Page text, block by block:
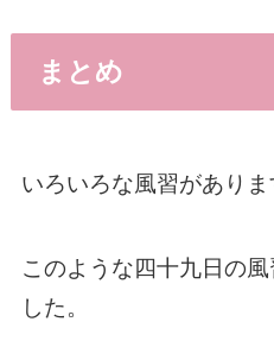
まとめ
いろいろな風習がありま
このような四十九日の
した。